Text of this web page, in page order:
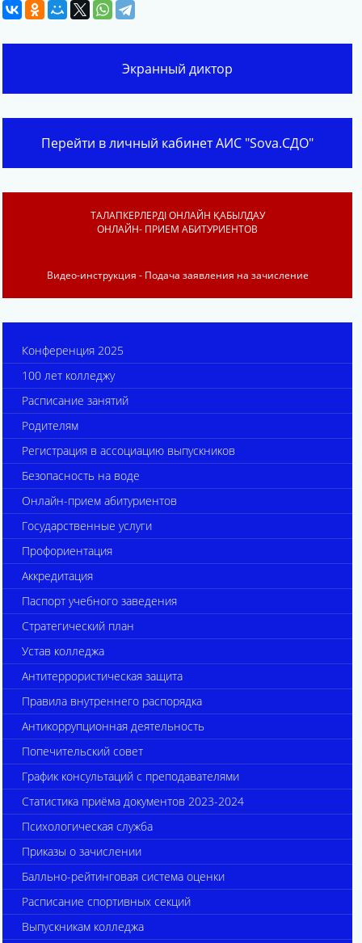
Экранный диктор
Перейти в личный кабинет АИС "Sova.СДО"
ТАЛАПКЕРЛЕРДІ ОНЛАЙН ҚАБЫЛДАУ
ОНЛАЙН- ПРИЕМ АБИТУРИЕНТОВ
Видео-инструкция - Подача заявления на зачисление
Конференция 2025
100 лет колледжу
Расписание занятий
Родителям
Регистрация в ассоциацию выпускников
Безопасность на воде
Онлайн-прием абитуриентов
Государственные услуги
Профориентация
Аккредитация
Паспорт учебного заведения
Стратегический план
Устав колледжа
Антитеррористическая защита
Правила внутреннего распорядка
Антикоррупционная деятельность
Попечительский совет
График консультаций с преподавателями
Статистика приёма документов 2023-2024
Психологическая служба
Приказы о зачислении
Балльно-рейтинговая система оценки
Расписание спортивных секций
Выпускникам колледжа